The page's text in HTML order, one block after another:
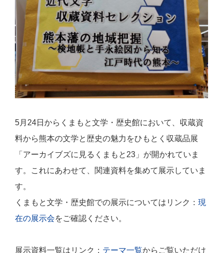
5月24日からくまもと文学・歴史館において、収蔵資
料から熊本の文学と歴史の魅力をひもとく収蔵品展
「アーカイブズに見るくまもと23」が開かれていま
す。これにあわせて、関連資料を集めて展示していま
す。
くまもと文学・歴史館での展示についてはリンク： 現
在の展示会をご確認ください。
展示資料一覧はリンク： テーマ一覧からご覧いただけ